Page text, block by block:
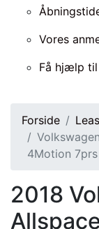
Vores
Få hjælp til
Forside
4Motion 7prs
2018